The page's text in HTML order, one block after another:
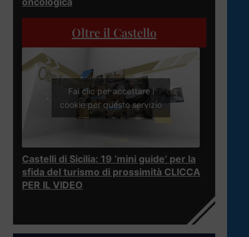
Oltre il Castello
Fai clic per accettare i
cookie per questo servizio
Castelli di Sicilia: 19 ‘mini guide’ per la
sfida del turismo di prossimità CLICCA
PER IL VIDEO